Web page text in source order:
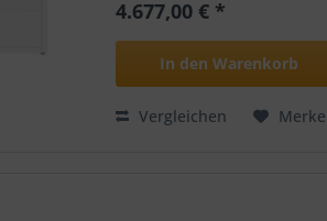
Energieoptimierung,
Sicherheit,...
4.677,00 € *
In den Warenkorb
Vergleichen